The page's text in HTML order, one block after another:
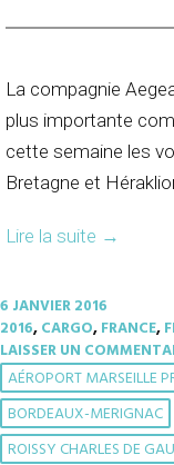
La compagnie
plus importante
cette semaine les
Bretagne et
Lire la suite →
6 JANVIER 2016
2016,CARGO,FRANCE,
LAISSER UN
AÉROPORT MARSEILLE
BORDEAUX-MERIGNAC
ROISSY CHARLES DE